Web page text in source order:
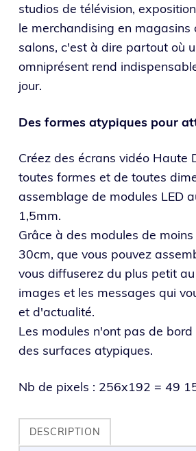
studios de télévision,
le merchandising en magasins
salons, c'est à dire partout où
omniprésent rend
jour.
Des formes atypiques pour
Créez des écrans vidéo Haute
toutes formes et de toutes
assemblage de modules LED
1,5mm.
Grâce à des modules de
30cm, que vous pouvez
vous diffuserez du plus petit
images et les messages qui
et d'actualité.
Les modules n'ont pas de
des surfaces atypiques.
Nb de pixels : 256x192 = 49
DESCRIPTION